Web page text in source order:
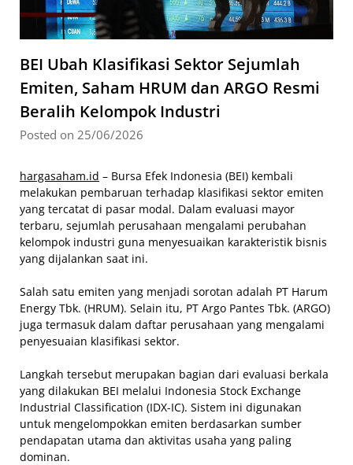
BEI Ubah Klasifikasi Sektor Sejumlah
Emiten, Saham HRUM dan ARGO Resmi
Beralih Kelompok Industri
Posted on 25/06/2026
hargasaham.id – Bursa Efek Indonesia (BEI) kembali
melakukan pembaruan terhadap klasifikasi sektor emiten
yang tercatat di pasar modal. Dalam evaluasi mayor
terbaru, sejumlah perusahaan mengalami perubahan
kelompok industri guna menyesuaikan karakteristik bisnis
yang dijalankan saat ini.
Salah satu emiten yang menjadi sorotan adalah PT Harum
Energy Tbk. (HRUM). Selain itu, PT Argo Pantes Tbk. (ARGO)
juga termasuk dalam daftar perusahaan yang mengalami
penyesuaian klasifikasi sektor.
Langkah tersebut merupakan bagian dari evaluasi berkala
yang dilakukan BEI melalui Indonesia Stock Exchange
Industrial Classification (IDX-IC). Sistem ini digunakan
untuk mengelompokkan emiten berdasarkan sumber
pendapatan utama dan aktivitas usaha yang paling
dominan.